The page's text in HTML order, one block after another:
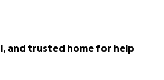
and trusted home for help